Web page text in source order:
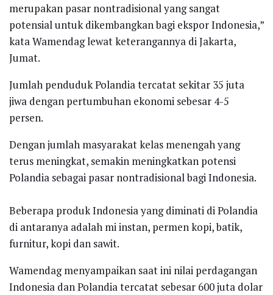
merupakan pasar nontradisional yang sangat
potensial untuk dikembangkan bagi ekspor Indonesia,”
kata Wamendag lewat keterangannya di Jakarta,
Jumat.
Jumlah penduduk Polandia tercatat sekitar 35 juta
jiwa dengan pertumbuhan ekonomi sebesar 4-5
persen.
Dengan jumlah masyarakat kelas menengah yang
terus meningkat, semakin meningkatkan potensi
Polandia sebagai pasar nontradisional bagi Indonesia.
Beberapa produk Indonesia yang diminati di Polandia
di antaranya adalah mi instan, permen kopi, batik,
furnitur, kopi dan sawit.
Wamendag menyampaikan saat ini nilai perdagangan
Indonesia dan Polandia tercatat sebesar 600 juta dolar